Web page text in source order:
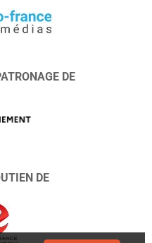
DE
DE